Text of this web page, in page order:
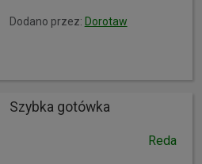
Dodano przez: Dorotaw
Szybka gotówka
Reda